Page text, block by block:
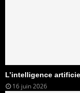
L’intelligence
16 juin 2026